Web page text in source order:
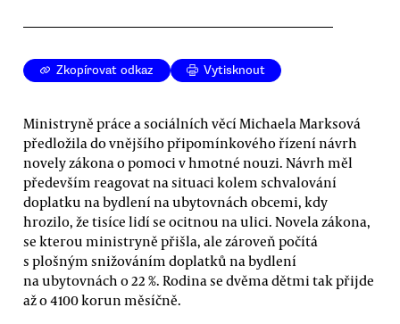
Zkopírovat odkaz Vytisknout
Ministryně práce a sociálních věcí Michaela Marksová
předložila do vnějšího připomínkového řízení návrh
novely zákona o pomoci v hmotné nouzi. Návrh měl
především reagovat na situaci kolem schvalování
doplatku na bydlení na ubytovnách obcemi, kdy
hrozilo, že tisíce lidí se ocitnou na ulici. Novela zákona,
se kterou ministryně přišla, ale zároveň počítá
s plošným snižováním doplatků na bydlení
na ubytovnách o 22 %. Rodina se dvěma dětmi tak přijde
až o 4100 korun měsíčně.